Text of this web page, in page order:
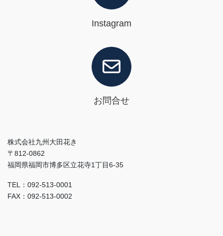
Instagram
お問合せ
株式会社九州大田花き
〒812-0862
福岡県福岡市博多区立花寺1丁目6-35
TEL：092-513-0001
FAX：092-513-0002